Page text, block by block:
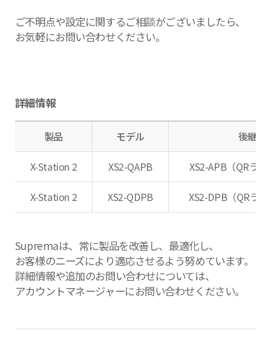
ご不明点や設定に関するご相談がございましたら、
お気軽にお問い合わせください。
詳細情報
製品 モデル 後継製
X-Station 2 XS2-QAPB XS2-APB（QRラ
X-Station 2 XS2-QDPB XS2-DPB（QRラ
Supremaは、常に製品を改善し、最適化し、
お客様のニーズにより適応させるよう努めています。
詳細情報や追加のお問い合わせについては、
アカウントマネージャーにお問い合わせください。